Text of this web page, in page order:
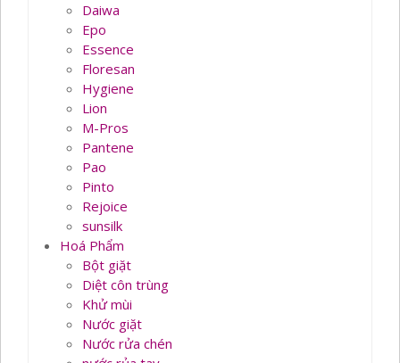
Daiwa
Epo
Essence
Floresan
Hygiene
Lion
M-Pros
Pantene
Pao
Pinto
Rejoice
sunsilk
Hoá Phẩm
Bột giặt
Diệt côn trùng
Khử mùi
Nước giặt
Nước rửa chén